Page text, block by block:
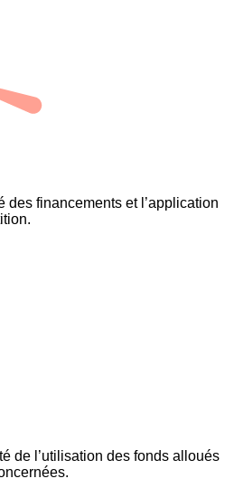
des financements et l’application
de l’utilisation des fonds alloués